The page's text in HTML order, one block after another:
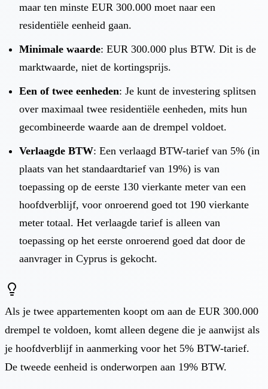
maar ten minste EUR 300.000 moet naar een
residentiële eenheid gaan.
Minimale waarde: EUR 300.000 plus BTW. Dit is de
marktwaarde, niet de kortingsprijs.
Een of twee eenheden: Je kunt de investering splitsen
over maximaal twee residentiële eenheden, mits hun
gecombineerde waarde aan de drempel voldoet.
Verlaagde BTW: Een verlaagd BTW-tarief van 5% (in
plaats van het standaardtarief van 19%) is van
toepassing op de eerste 130 vierkante meter van een
hoofdverblijf, voor onroerend goed tot 190 vierkante
meter totaal. Het verlaagde tarief is alleen van
toepassing op het eerste onroerend goed dat door de
aanvrager in Cyprus is gekocht.
Als je twee appartementen koopt om aan de EUR 300.000
drempel te voldoen, komt alleen degene die je aanwijst als
je hoofdverblijf in aanmerking voor het 5% BTW-tarief.
De tweede eenheid is onderworpen aan 19% BTW.